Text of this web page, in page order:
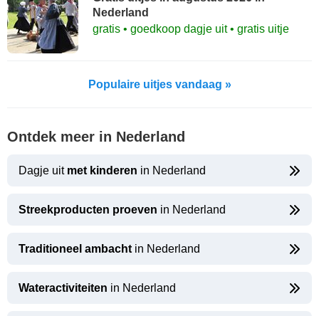
Nederland
gratis • goedkoop dagje uit • gratis uitje
Populaire uitjes vandaag »
Ontdek meer in Nederland
Dagje uit met kinderen in Nederland
Streekproducten proeven in Nederland
Traditioneel ambachtin Nederland
Wateractiviteiten in Nederland